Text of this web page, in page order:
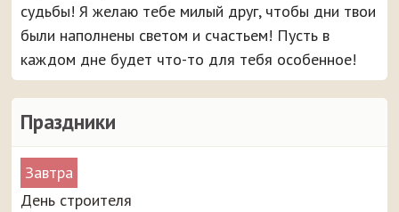
Праздники
Завтра
День строителя
судьбы! Я желаю тебе милый друг, чтобы дни твои
были наполнены светом и счастьем! Пусть в
каждом дне будет что-то для тебя особенное!